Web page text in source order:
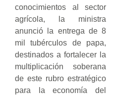
conocimientos al sector
agrícola, la ministra
anunció la entrega de 8
mil tubérculos de papa,
destinados a fortalecer la
multiplicación soberana
de este rubro estratégico
para la economía del